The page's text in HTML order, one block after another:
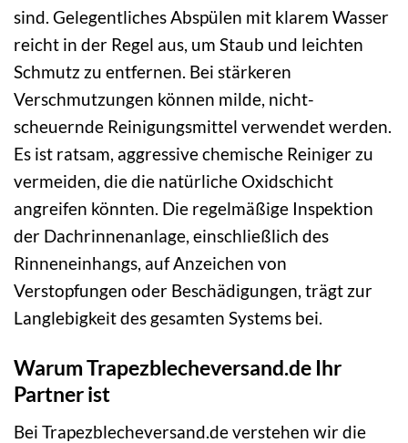
sind. Gelegentliches Abspülen mit klarem Wasser
reicht in der Regel aus, um Staub und leichten
Schmutz zu entfernen. Bei stärkeren
Verschmutzungen können milde, nicht-
scheuernde Reinigungsmittel verwendet werden.
Es ist ratsam, aggressive chemische Reiniger zu
vermeiden, die die natürliche Oxidschicht
angreifen könnten. Die regelmäßige Inspektion
der Dachrinnenanlage, einschließlich des
Rinneneinhangs, auf Anzeichen von
Verstopfungen oder Beschädigungen, trägt zur
Langlebigkeit des gesamten Systems bei.
Warum Trapezblecheversand.de Ihr
Partner ist
Bei Trapezblecheversand.de verstehen wir die